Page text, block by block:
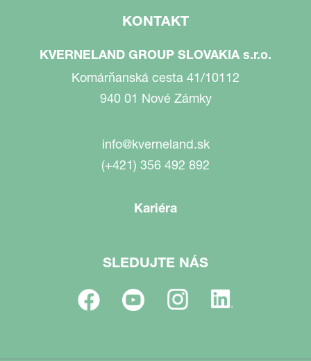
KONTAKT
KVERNELAND GROUP SLOVAKIA s.r.o.
Komárňanská cesta 41/10112
940 01 Nové Zámky
info@kverneland.sk
(+421) 356 492 892
Kariéra
SLEDUJTE NÁS